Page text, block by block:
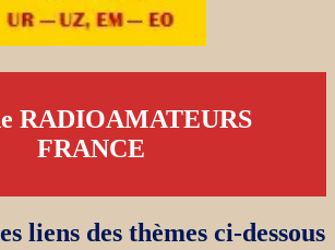
RADIOAMATEURS
FRANCE
liens des thèmes ci-dessous